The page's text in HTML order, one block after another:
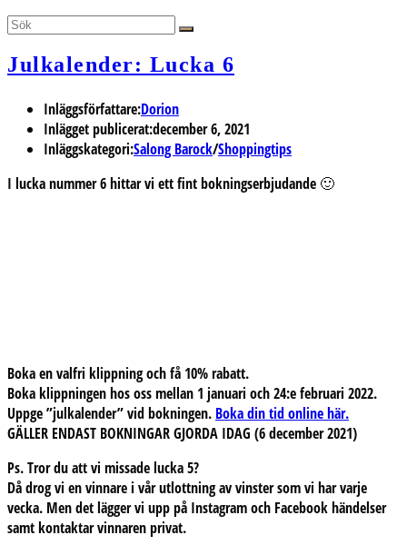
Julkalender: Lucka 6
Inläggsförfattare:Dorion
Inlägget publicerat:december 6, 2021
Inläggskategori:Salong Barock/Shoppingtips
I lucka nummer 6 hittar vi ett fint bokningserbjudande 🙂
Boka en valfri klippning och få 10% rabatt.
Boka klippningen hos oss mellan 1 januari och 24:e februari 2022.
Uppge ”julkalender” vid bokningen. Boka din tid online här.
GÄLLER ENDAST BOKNINGAR GJORDA IDAG (6 december 2021)
Ps. Tror du att vi missade lucka 5?
Då drog vi en vinnare i vår utlottning av vinster som vi har varje
vecka. Men det lägger vi upp på Instagram och Facebook händelser
samt kontaktar vinnaren privat.